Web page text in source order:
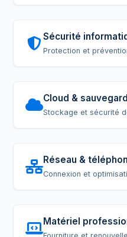
Sécurité
Protection et
Cloud &
Stockage et sécurité
Réseau &
Connexion et
Matériel